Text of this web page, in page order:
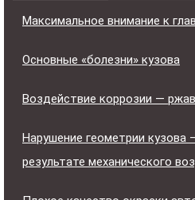
Максимальное внимание к
Основные «болезни» кузова
Воздействие коррозии —
Нарушение геометрии
результате механического